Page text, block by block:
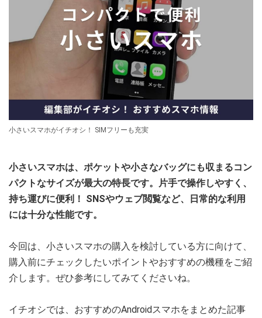
小さいスマホがイチオシ！ SIMフリーも充実
小さいスマホは、ポケットや小さなバッグにも収まるコン
パクトなサイズが最大の特長です。片手で操作しやすく、
持ち運びに便利！ SNSやウェブ閲覧など、日常的な利用
には十分な性能です。
今回は、小さいスマホの購入を検討している方に向けて、
購入前にチェックしたいポイントやおすすめの機種をご紹
介します。ぜひ参考にしてみてくださいね。
イチオシでは、おすすめのAndroidスマホをまとめた記事